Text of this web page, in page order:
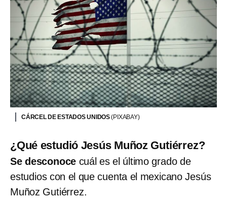
CÁRCEL DE ESTADOS UNIDOS(PIXABAY)
¿Qué estudió Jesús Muñoz Gutiérrez?
Se desconoce cuál es el último grado de
estudios con el que cuenta el mexicano Jesús
Muñoz Gutiérrez.